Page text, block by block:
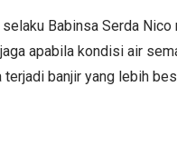
Babinsa Serda Nico
apabila kondisi air
banjir yang lebih